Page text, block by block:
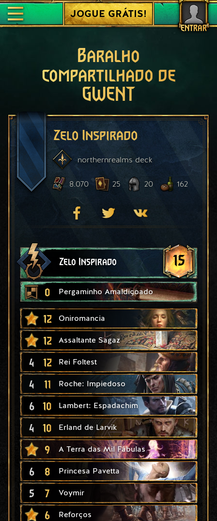
ENTRAR
JOGUE GRÁTIS!
Baralho
compartilhado de
GWENT
Zelo Inspirado
northernrealmsdeck
8.070 25 20 162
Zelo Inspirado 15
0 Pergaminho Amaldiçoado
12 Oniromancia
12 Assaltante Sagaz
4 12 Rei Foltest
4 11 Roche: Impiedoso
6 10 Lambert: Espadachim
4 10 Erland de Larvik
9 A Terra das Mil Fábulas
6 8 Princesa Pavetta
5 7 Voymir
6 Reforços